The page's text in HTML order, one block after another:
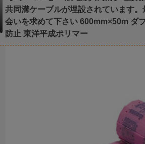
共同溝ケーブルが埋設されています
会いを求めて下さい 600mm×50m ダ
防止 東洋平成ポリマー